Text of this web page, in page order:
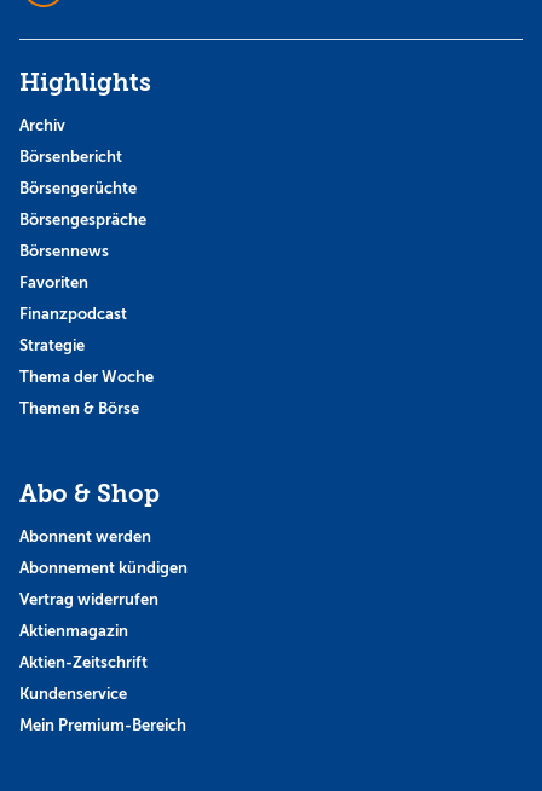
Highlights
Archiv
Börsenbericht
Börsengerüchte
Börsengespräche
Börsennews
Favoriten
Finanzpodcast
Strategie
Thema der Woche
Themen & Börse
Abo & Shop
Abonnent werden
Abonnement kündigen
Vertrag widerrufen
Aktienmagazin
Aktien-Zeitschrift
Kundenservice
Mein Premium-Bereich